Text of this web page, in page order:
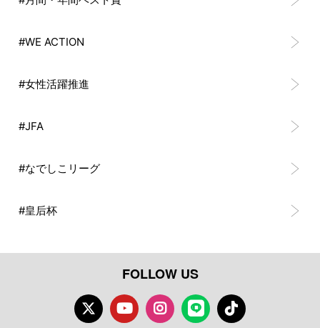
#WE ACTION
#女性活躍推進
#JFA
#なでしこリーグ
#皇后杯
FOLLOW US